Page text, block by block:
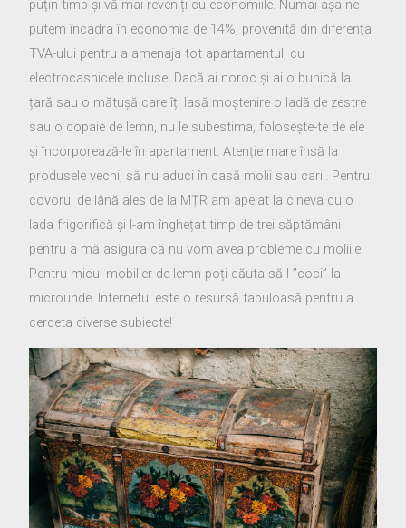
puțin timp și vă mai reveniți cu economiile. Numai așa ne
putem încadra în economia de 14%, provenită din diferența
TVA-ului pentru a amenaja tot apartamentul, cu
electrocasnicele incluse. Dacă ai noroc și ai o bunică la
țară sau o mătușă care îți lasă moștenire o ladă de zestre
sau o copaie de lemn, nu le subestima, folosește-te de ele
și încorporează-le în apartament. Atenție mare însă la
produsele vechi, să nu aduci în casă molii sau carii. Pentru
covorul de lână ales de la MȚR am apelat la cineva cu o
lada frigorifică și l-am înghețat timp de trei săptămâni
pentru a mă asigura că nu vom avea probleme cu moliile.
Pentru micul mobilier de lemn poți căuta să-l ”coci” la
microunde. Internetul este o resursă fabuloasă pentru a
cerceta diverse subiecte!